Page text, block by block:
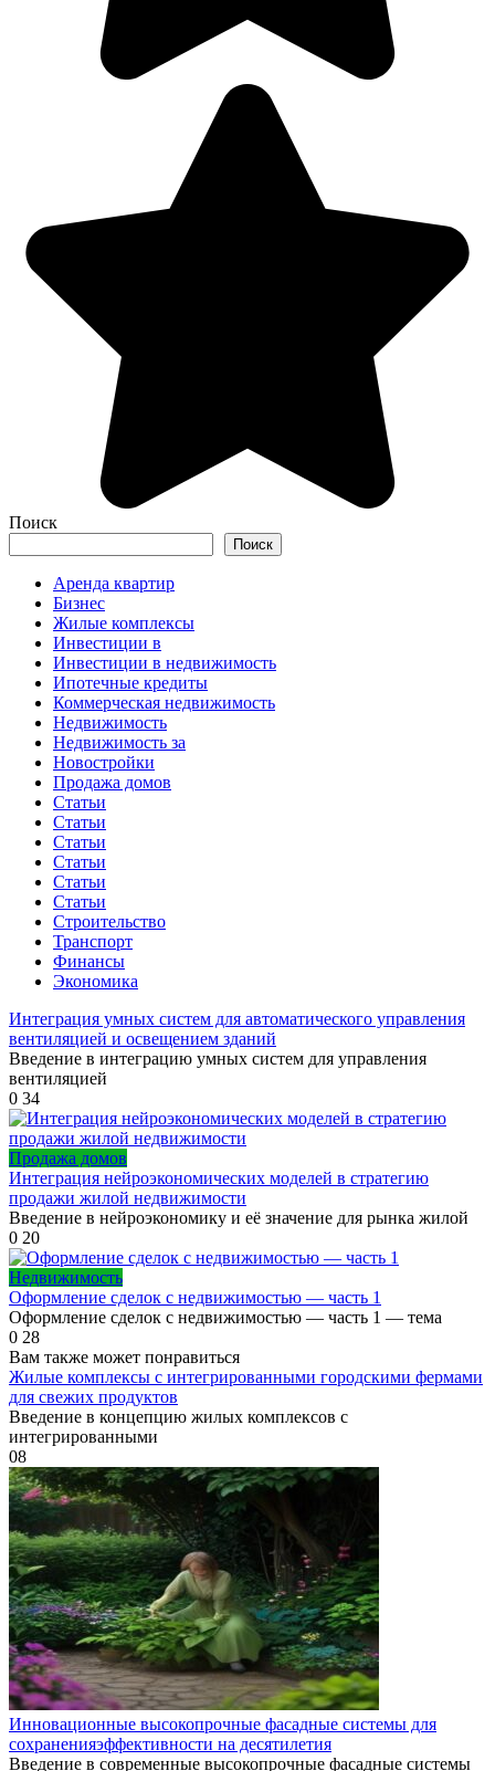
Поиск
Поиск
Аренда квартир
Бизнес
Жилые комплексы
Инвестиции в
Инвестиции в недвижимость
Ипотечные кредиты
Коммерческая недвижимость
Недвижимость
Недвижимость за
Новостройки
Продажа домов
Статьи
Статьи
Статьи
Статьи
Статьи
Статьи
Строительство
Транспорт
Финансы
Экономика
Интеграция умных систем для автоматического управления
вентиляцией и освещением зданий
Введение в интеграцию умных систем для управления
вентиляцией
0 34
Продажа домов
Интеграция нейроэкономических моделей в стратегию
продажи жилой недвижимости
Введение в нейроэкономику и её значение для рынка жилой
0 20
Недвижимость
Оформление сделок с недвижимостью — часть 1
Оформление сделок с недвижимостью — часть 1 — тема
0 28
Вам также может понравиться
Жилые комплексы с интегрированными городскими фермами
для свежих продуктов
Введение в концепцию жилых комплексов с
интегрированными
08
Инновационные высокопрочные фасадные системы для
сохраненияэффективности на десятилетия
Введение в современные высокопрочные фасадные системы